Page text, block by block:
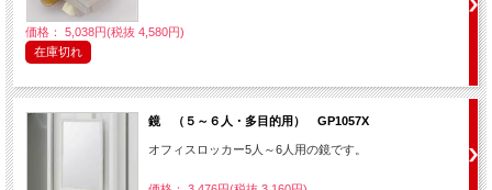
価格： 5,038円(税抜 4,580円)
在庫切れ
鏡 （５～６人・多目的用） GP1057X
オフィスロッカー5人～6人用の鏡です。